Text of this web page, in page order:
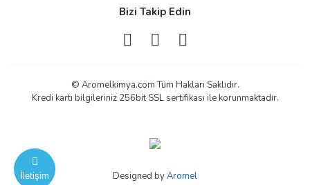
İletişim
Bizi Takip Edin
© Aromelkimya.com Tüm Hakları Saklıdır.
Kredi kartı bilgileriniz 256bit SSL sertifikası ile korunmaktadır.
Designed byAromel